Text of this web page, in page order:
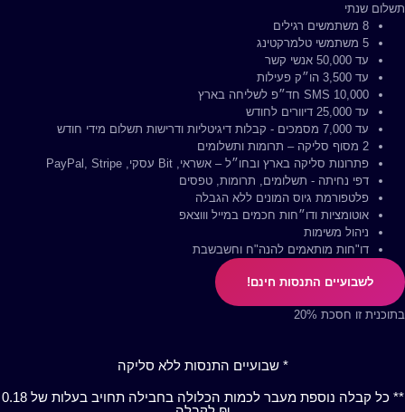
תשלום שנתי
8 משתמשים רגילים
5 משתמשי טלמרקטינג
עד 50,000 אנשי קשר
עד 3,500 הו״ק פעילות
10,000 SMS חד״פ לשליחה בארץ
עד 25,000 דיוורים לחודש
עד 7,000 מסמכים - קבלות דיגיטליות ודרישות תשלום מידי חודש
2 מסוף סליקה – תרומות ותשלומים
פתרונות סליקה בארץ ובחו״ל – אשראי, Bit עסקי, PayPal, Stripe
דפי נחיתה - תשלומים, תרומות, טפסים
פלטפורמת גיוס המונים ללא הגבלה
אוטומציות ודו״חות חכמים במייל וווצאפ
ניהול משימות
דו"חות מותאמים להנה"ח וחשבשבת
לשבועיים התנסות חינם!
בתוכנית זו חסכת 20%
* שבועיים התנסות ללא סליקה
** כל קבלה נוספת מעבר לכמות הכלולה בחבילה תחויב בעלות של ‎0.18